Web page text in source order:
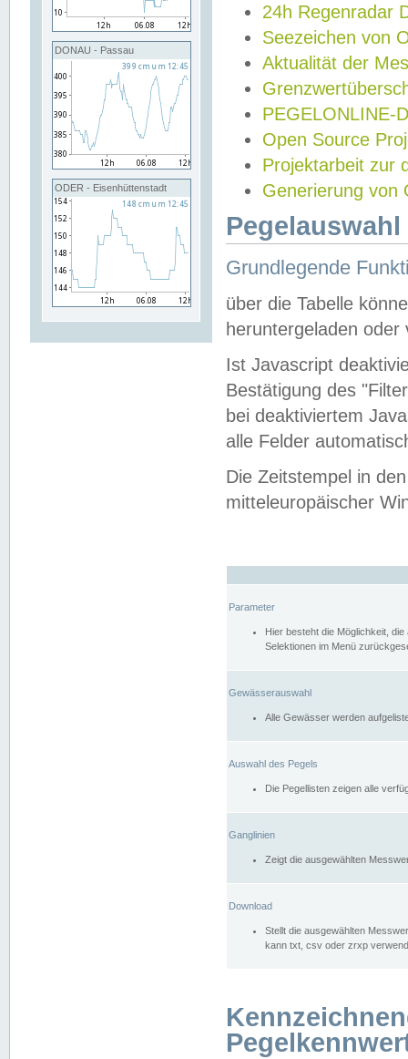
DONAU - Passau
ODER - Eisenhüttenstadt
24h Regenradar
Seezeichen von
Aktualität der
PEGELONLINE-
Open Source
Projektarbeit zur
Generierung von
Grundlegende
über die Tabelle
heruntergeladen oder
Ist Javascript
Bestätigung des
bei deaktiviertem
alle Felder
Die Zeitstempel in
mitteleuropäischer
Parameter
Hier besteht die Möglichkeit,
Selektionen im Menü
Gewässerauswahl
Alle Gewässer werden
Auswahl des Pegels
Die Pegellisten zeigen alle
Ganglinien
Zeigt die ausgewählten
Download
Stellt die ausgewählten
kann txt, csv oder zrxp